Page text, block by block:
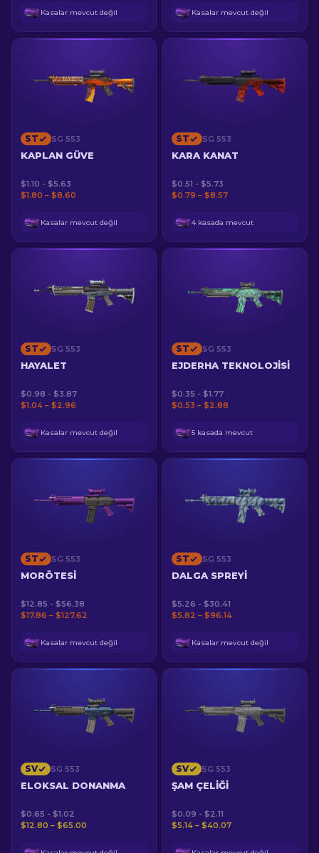
Kasalar mevcut değil Kasalar mevcut değil
ST SG 553
KAPLAN GÜVE
$1.10 - $5.63
$1.80 – $8.60
Kasalar mevcut değil
ST SG 553
KARA KANAT
$0.51 - $5.73
$0.79 – $8.57
4 kasada mevcut
ST SG 553
HAYALET
$0.98 - $3.87
$1.04 – $2.96
Kasalar mevcut değil
ST SG 553
EJDERHA TEKNOLOJISI
$0.35 - $1.77
$0.53 – $2.88
5 kasada mevcut
ST SG 553
MORÖTESI
$12.85 - $56.38
$17.86 – $127.62
Kasalar mevcut değil
ST SG 553
DALGA SPREYI
$5.26 - $30.41
$5.82 – $96.14
Kasalar mevcut değil
SV SG 553
ELOKSAL DONANMA
$0.65 - $1.02
$12.80 – $65.00
SV SG 553
ŞAM ÇELIĞI
$0.09 - $2.11
$5.14 – $40.07